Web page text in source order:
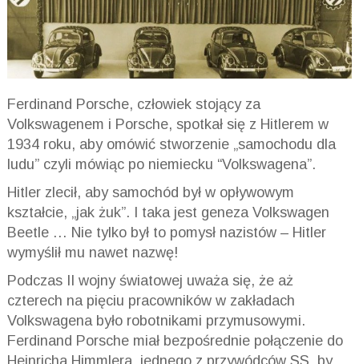
Ferdinand Porsche, człowiek stojący za
Volkswagenem i Porsche, spotkał się z Hitlerem w
1934 roku, aby omówić stworzenie „samochodu dla
ludu” czyli mówiąc po niemiecku “Volkswagena”.
Hitler zlecił, aby samochód był w opływowym
kształcie, „jak żuk”. I taka jest geneza Volkswagen
Beetle … Nie tylko był to pomysł nazistów – Hitler
wymyślił mu nawet nazwę!
Podczas II wojny światowej uważa się, że aż
czterech na pięciu pracowników w zakładach
Volkswagena było robotnikami przymusowymi.
Ferdinand Porsche miał bezpośrednie połączenie do